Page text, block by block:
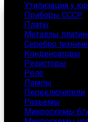
Утилизация у
Приборы СССР
Платы
Металлы
Серебро
Конденсаторы
Резисторы
Реле
Лампы
Переключатели
Разъемы
Микросхемы б/